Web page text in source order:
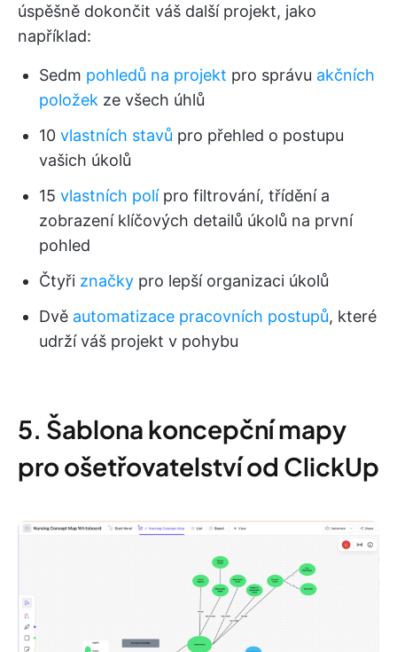
úspěšně dokončit váš další projekt, jako
například:
Sedm pohledů na projekt pro správu akčních
položek ze všech úhlů
10 vlastních stavů pro přehled o postupu
vašich úkolů
15 vlastních polípro filtrování, třídění a
zobrazení klíčových detailů úkolů na první
pohled
Čtyři značky pro lepší organizaci úkolů
Dvě automatizace pracovních postupů, které
udrží váš projekt v pohybu
5. Šablona koncepční mapy
pro ošetřovatelství od ClickUp